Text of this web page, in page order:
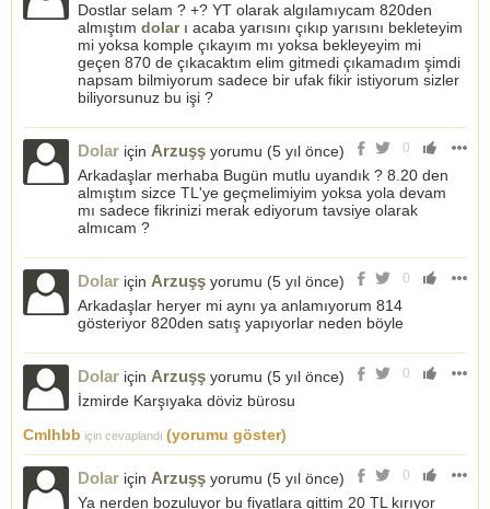
Dostlar selam ? +? YT olarak algılamıycam 820den
almıştım doları acaba yarısını çıkıp yarısını bekleteyim
mi yoksa komple çıkayım mı yoksa bekleyeyim mi
geçen 870 de çıkacaktım elim gitmedi çıkamadım şimdi
napsam bilmiyorum sadece bir ufak fikir istiyorum sizler
biliyorsunuz bu işi ?
0
Dolar için Arzuşş yorumu (5 yıl önce)
Arkadaşlar merhaba Bugün mutlu uyandık ? 8.20 den
almıştım sizce TL'ye geçmelimiyim yoksa yola devam
mı sadece fikrinizi merak ediyorum tavsiye olarak
almıcam ?
0
Dolar için Arzuşş yorumu (5 yıl önce)
Arkadaşlar heryer mi aynı ya anlamıyorum 814
gösteriyor 820den satış yapıyorlar neden böyle
0
Dolar için Arzuşş yorumu (5 yıl önce)
İzmirde Karşıyaka döviz bürosu
Cmlhbb için cevaplandı (yorumu göster)
0
Dolar için Arzuşş yorumu (5 yıl önce)
Ya nerden bozuluyor bu fiyatlara gittim 20 TL kırıyor